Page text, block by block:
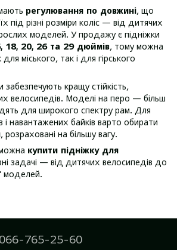
регулювання по довжині, що
під різні розміри коліс — від дитячих
моделей. У продажу є підніжки
18, 20, 26 та 29 дюймів, тому можна
для міського, так і для гірського
забезпечують кращу стійкість,
велосипедів. Моделі на перо — більш
для широкого спектру рам. Для
і навантажених байків варто обирати
, розраховані на більшу вагу.
купити підніжку для
задачі — від дитячих велосипедів до
моделей.
066-765-25-60